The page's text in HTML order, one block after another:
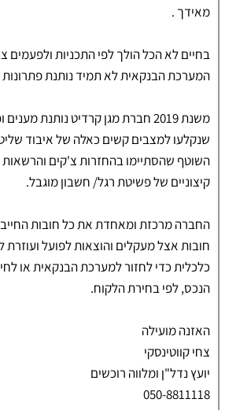
מאידך .
בחיים לא הכל הולך לפי התכניות ולפעמים
המערכת הבנקאית לא תמיד נותנת
משנת 2019 חברת מגן קרדיט נותנת
שנקלעו למצבים קשים כאלה של איבוד
השוטף שהסתיימו בהחזרות צ'קים
קיצוניים של פשיטת רגל/ חשבון מוגבל.
החברה מרכזת ומאחדת את כל חובות
חובות אצל מעקלים והוצאות לפועל ועוזרת
כלכלית כדי לחזור למערכת הבנקאית או
הנכס, לפי בחירת הלקוח.
האזנה מועילה
צחי קווטינסקי
יועץ נדל"ן ומלווה רוכשים
050-8811118